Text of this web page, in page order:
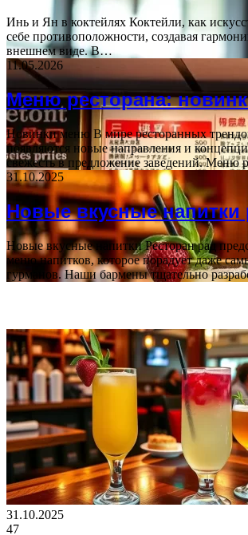
Инь и Ян в коктейлях Коктейли, как
себе противоположности, создавая
внешнем виде. В…
11.05.2026
Меню ресторана:
Новинки меню В мире ресторанных
появляются новые направления и
свежесть в предложение заведений. Меню
31.10.2025
Новые вкусные напитки
Новые вкусные напитки Ресторан рад
меню напитков, которое порадует даже
гурманов. Наши бармены тщательно
31.10.2025
47